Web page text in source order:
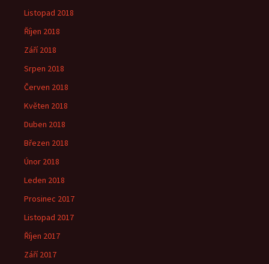
Listopad 2018
Říjen 2018
Září 2018
Srpen 2018
Červen 2018
Květen 2018
Duben 2018
Březen 2018
Únor 2018
Leden 2018
Prosinec 2017
Listopad 2017
Říjen 2017
Září 2017